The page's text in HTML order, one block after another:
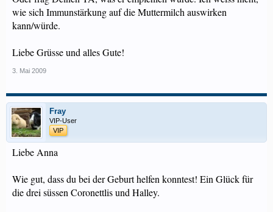
wie sich Immunstärkung auf die Muttermilch auswirken
kann/würde.
Liebe Grüsse und alles Gute!
3. Mai 2009
Fray
VIP-User
VIP
Liebe Anna
Wie gut, dass du bei der Geburt helfen konntest! Ein Glück für
die drei süssen Coronettlis und Halley.